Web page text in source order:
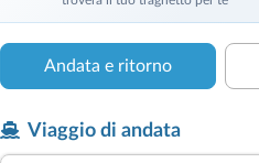
Andata e ritorno
Viaggio di andata